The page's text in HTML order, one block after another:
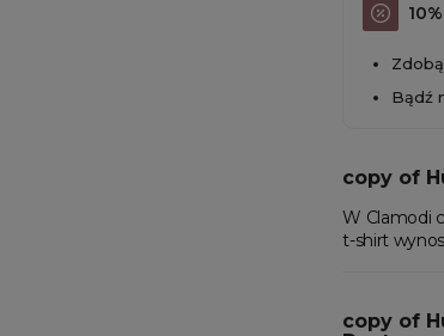
Bądź
copy of
W Clamodi
t-shirt
copy of